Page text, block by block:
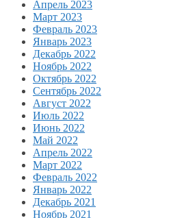
Апрель 2023
Март 2023
Февраль 2023
Январь 2023
Декабрь 2022
Ноябрь 2022
Октябрь 2022
Сентябрь 2022
Август 2022
Июль 2022
Июнь 2022
Май 2022
Апрель 2022
Март 2022
Февраль 2022
Январь 2022
Декабрь 2021
Ноябрь 2021